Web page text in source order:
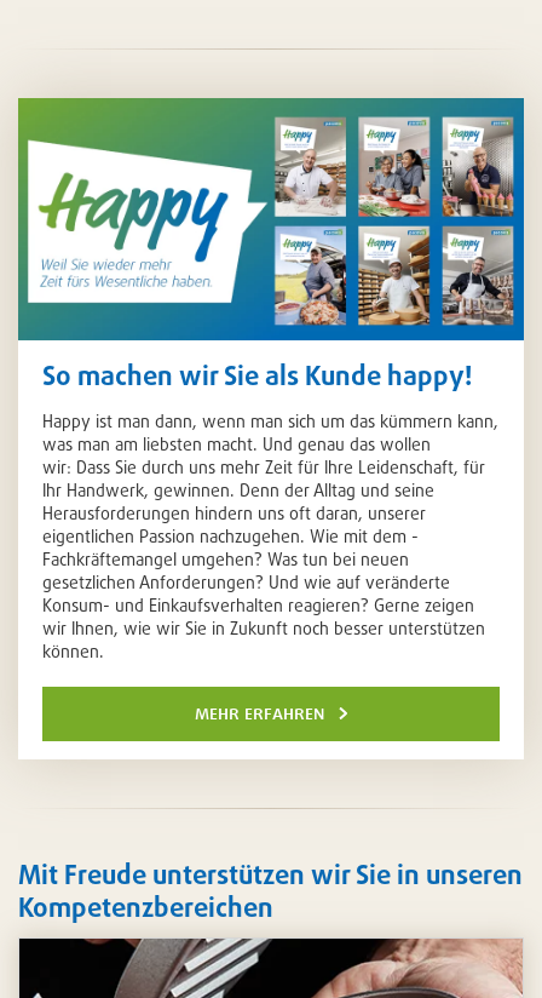
So machen wir Sie als Kunde happy!
Happy ist man dann, wenn man sich um das kümmern kann,
was man am liebsten macht. Und genau das wollen
wir: Dass Sie durch uns mehr Zeit für Ihre Leidenschaft, für
Ihr Handwerk, gewinnen. Denn der Alltag und seine
Herausforderungen hindern uns oft daran, unserer
eigentlichen Passion nachzugehen. Wie mit dem ­
Fachkräftemangel umgehen? Was tun bei neuen
gesetzlichen Anforderungen? Und wie auf veränderte
Konsum- und Einkaufsverhalten reagieren? Gerne zeigen
wir Ihnen, wie wir Sie in Zukunft noch besser unterstützen
können.
mehr erfahren
Mit Freude unterstützen wir Sie in unseren
Kompetenzbereichen